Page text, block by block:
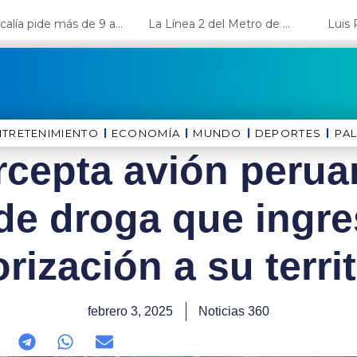
Fiscalía pide más de 9 años de cárcel para el diputado de oposición Harvey Colchado La Línea 2 del Metro de Lima y el Ramal 4 alcanzan un avance del 80%
ECONOMÍA MUNDO DEPORTES
avión
droga que
a su
febrero 3, 2025 Noticias 360